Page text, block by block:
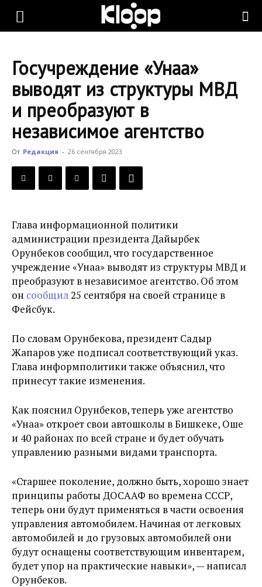
KLOOP.KG
Новости
Кыргызстана
Госучреждение «Унаа»
выводят из структуры МВД
и преобразуют в
независимое агентство
От Редакция - 26 сентября 2023
Глава информационной политики
администрации президента Дайырбек
Орунбеков сообщил, что государственное
учреждение «Унаа» выводят из структуры МВД и
преобразуют в независимое агентство. Об этом
он сообщил25 сентября на своей странице в
Фейсбук.
По словам Орунбекова, президент Садыр
Жапаров уже подписал соответствующий указ.
Глава информполитики также объяснил, что
принесут такие изменения.
Как пояснил Орунбеков, теперь уже агентство
«Унаа» откроет свои автошколы в Бишкеке, Оше
и 40 районах по всей стране и будет обучать
управлению разными видами транспорта.
«Старшее поколение, должно быть, хорошо знает
принципы работы ДОСААФ во времена СССР,
теперь они будут применяться в части освоения
управления автомобилем. Начиная от легковых
автомобилей и до грузовых автомобилей они
будут оснащены соответствующим инвентарем,
будет упор на практические навыки», — написал
Орунбеков.